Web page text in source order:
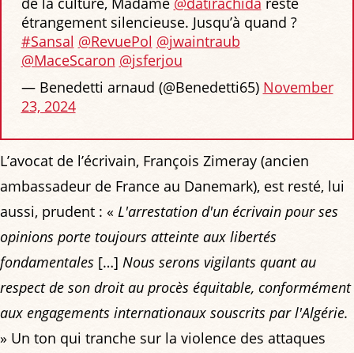
étrangement silencieuse. Jusqu’à quand ?
#Sansal @RevuePol @jwaintraub
@MaceScaron @jsferjou
— Benedetti arnaud (@Benedetti65) November
23, 2024
L’avocat de l’écrivain, François Zimeray (ancien
ambassadeur de France au Danemark), est resté, lui
aussi, prudent : « L'arrestation d'un écrivain pour ses
opinions porte toujours atteinte aux libertés
fondamentales […] Nous serons vigilants quant au
respect de son droit au procès équitable, conformément
aux engagements internationaux souscrits par l'Algérie.
» Un ton qui tranche sur la violence des attaques